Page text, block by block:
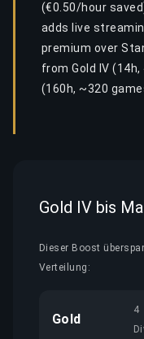
(€0.50/hour
adds live
premium over
from Gold IV
(160h, ~320
Gold IV bis
Dieser Boost
Verteilung:
Gold
4